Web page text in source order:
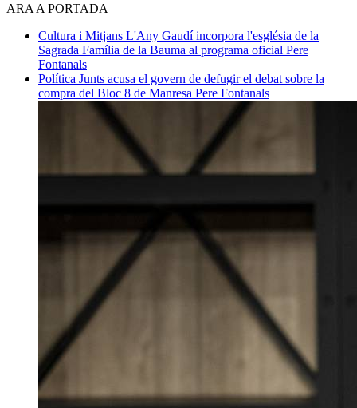
ARA A PORTADA
Cultura i Mitjans L'Any Gaudí incorpora l'església de la
Sagrada Família de la Bauma al programa oficial Pere
Fontanals
Política Junts acusa el govern de defugir el debat sobre la
compra del Bloc 8 de Manresa Pere Fontanals